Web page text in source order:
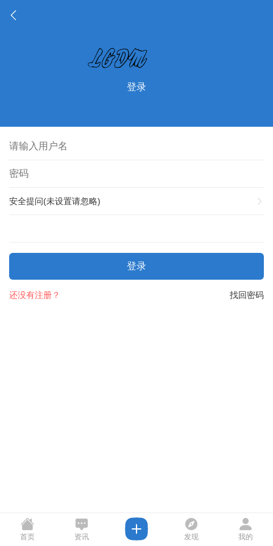
登录
安全提问(未设置请忽略)
登录
找回密码
还没有注册？
首页 资讯 发现 我的